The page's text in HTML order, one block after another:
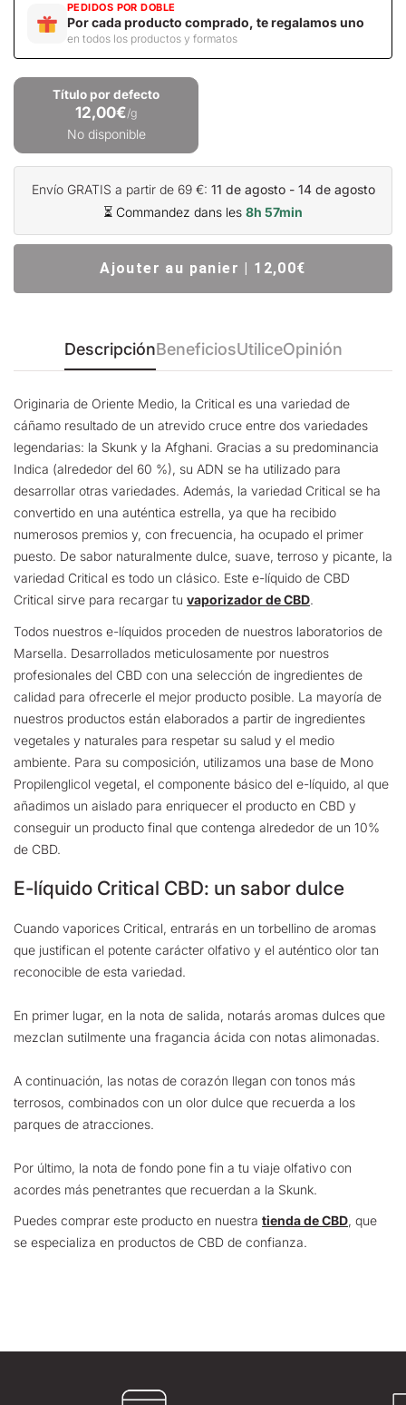
PEDIDOS POR DOBLE
Por cada producto comprado, te regalamos uno
en todos los productos y formatos
Título por defecto
12,00€/g
No disponible
Envío GRATIS a partir de 69 €: 11 de agosto - 14 de agosto
⏳ Commandez dans les 8h 57min
Ajouter au panier | 12,00€
DescripciónBeneficiosUtiliceOpinión
Originaria de Oriente Medio, la Critical es una variedad de
cáñamo resultado de un atrevido cruce entre dos variedades
legendarias: la Skunk y la Afghani. Gracias a su predominancia
Indica (alrededor del 60 %), su ADN se ha utilizado para
desarrollar otras variedades. Además, la variedad Critical se ha
convertido en una auténtica estrella, ya que ha recibido
numerosos premios y, con frecuencia, ha ocupado el primer
puesto. De sabor naturalmente dulce, suave, terroso y picante, la
variedad Critical es todo un clásico. Este e-líquido de CBD
Critical sirve para recargar tu vaporizador de CBD.
Todos nuestros e-líquidos proceden de nuestros laboratorios de
Marsella. Desarrollados meticulosamente por nuestros
profesionales del CBD con una selección de ingredientes de
calidad para ofrecerle el mejor producto posible. La mayoría de
nuestros productos están elaborados a partir de ingredientes
vegetales y naturales para respetar su salud y el medio
ambiente. Para su composición, utilizamos una base de Mono
Propilenglicol vegetal, el componente básico del e-líquido, al que
añadimos un aislado para enriquecer el producto en CBD y
conseguir un producto final que contenga alrededor de un 10%
de CBD.
E-líquido Critical CBD: un sabor dulce
Cuando vaporices Critical, entrarás en un torbellino de aromas
que justifican el potente carácter olfativo y el auténtico olor tan
reconocible de esta variedad.
En primer lugar, en la nota de salida, notarás aromas dulces que
mezclan sutilmente una fragancia ácida con notas alimonadas.
A continuación, las notas de corazón llegan con tonos más
terrosos, combinados con un olor dulce que recuerda a los
parques de atracciones.
Por último, la nota de fondo pone fin a tu viaje olfativo con
acordes más penetrantes que recuerdan a la Skunk.
Puedes comprar este producto en nuestra tienda de CBD, que
se especializa en productos de CBD de confianza.